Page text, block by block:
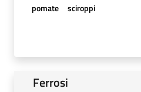
pomate
sciroppi
Ferrosi